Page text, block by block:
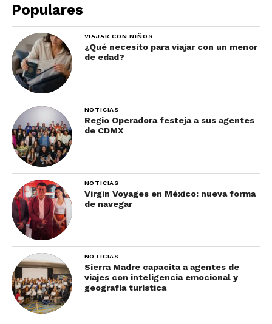
Populares
VIAJAR CON NIÑOS
¿Qué necesito para viajar con un menor
de edad?
NOTICIAS
Regio Operadora festeja a sus agentes
de CDMX
NOTICIAS
Virgin Voyages en México: nueva forma
de navegar
NOTICIAS
Sierra Madre capacita a agentes de
viajes con inteligencia emocional y
geografía turística